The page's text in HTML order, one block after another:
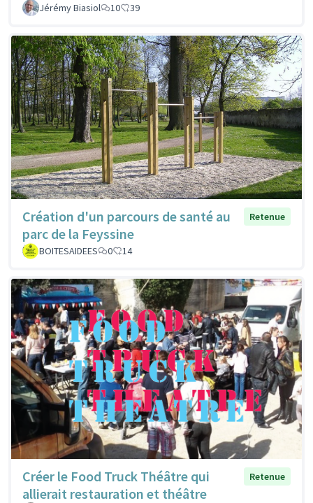
Jérémy Biasiol 10 39
Création d'un parcours de santé au
parc de la Feyssine
Retenue
BOITESAIDEES 0 14
Créer le Food Truck Théâtre qui
allierait restauration et théâtre
Retenue